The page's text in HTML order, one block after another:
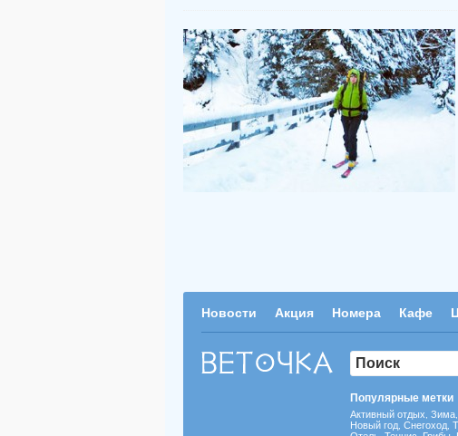
Новости Акция Номера Кафе
Популярные метки
Активный отдых Зима
Новый год Снегоход